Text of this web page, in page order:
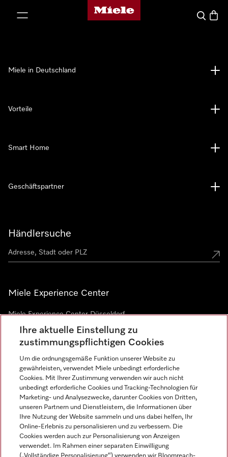
Miele-Homepage
Suche
Händlersuche
Miele Experience Center
Miele Experience Center Düsseldorf
Miele Experience Center Gütersloh
Newsletter
Miele in Deutschland
Vorteile
Smart Home
Geschäftspartner
Ihre aktuelle Einstellung zu
zustimmungspflichtigen Cookies
Um die ordnungsgemäße Funktion unserer Website zu
gewährleisten, verwendet Miele unbedingt erforderliche
Cookies. Mit Ihrer Zustimmung verwenden wir auch nicht
unbedingt erforderliche Cookies und Tracking-Technologien für
Marketing- und Analysezwecke, darunter Cookies von Dritten,
unseren Partnern und Dienstleistern, die Informationen über
Ihre Nutzung der Website sammeln und uns dabei helfen, Ihr
Online-Erlebnis zu personalisieren und zu verbessern. Die
Cookies werden auch zur Personalisierung von Anzeigen
verwendet. Im Rahmen einer separaten Einwilligung